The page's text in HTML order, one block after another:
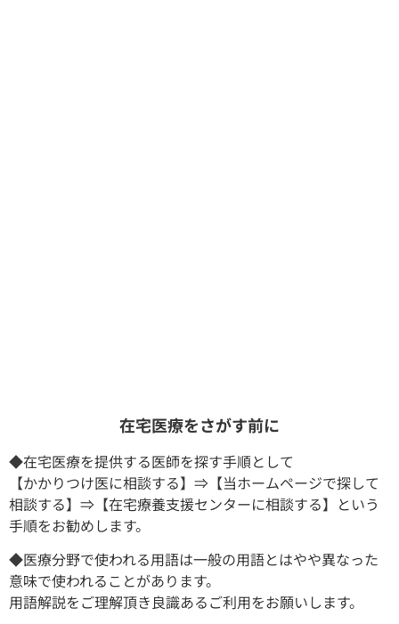
在宅医療をさがす前に
◆在宅医療を提供する医師を探す手順として
【かかりつけ医に相談する】⇒【当ホームページで探して
相談する】⇒【在宅療養支援センターに相談する】という
手順をお勧めします。
◆医療分野で使われる用語は一般の用語とはやや異なった
意味で使われることがあります。
用語解説をご理解頂き良識あるご利用をお願いします。